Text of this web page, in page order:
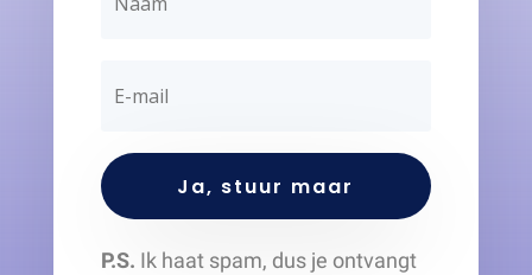
Ja, stuur maar
P.S. Ik haat spam, dus je ontvangt